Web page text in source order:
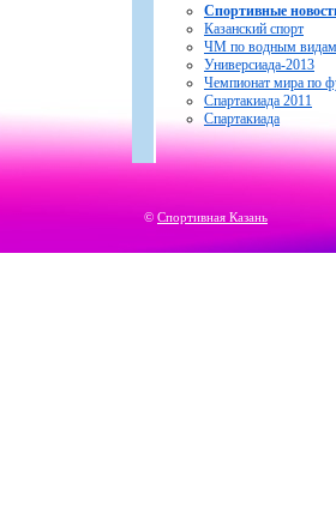
Спортивные
Казанский спорт
ЧМ по водным видам
Универсиада-2013
Чемпионат мира по
Спартакиада 2011
Спартакиада
© Спортивная Казань